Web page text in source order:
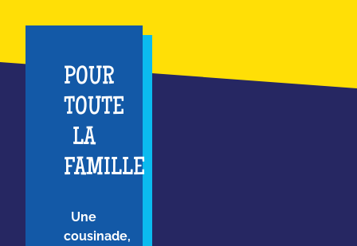
POUR
TOUTE
LA
FAMILLE
Une
cousinade,